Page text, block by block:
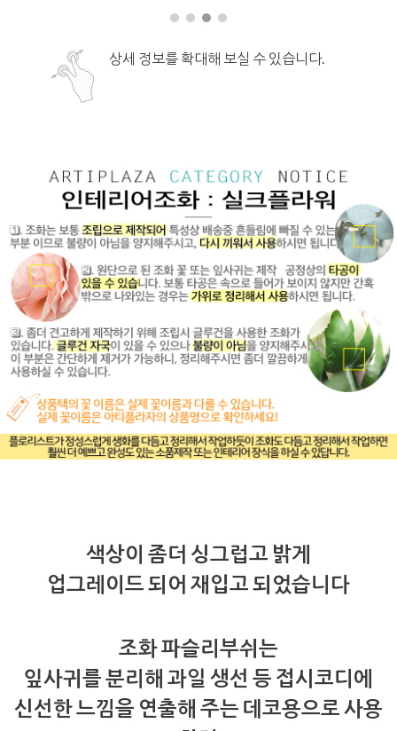
상세 정보를 확대해 보실 수 있습니다.
색상이 좀더 싱그럽고 밝게
업그레이드 되어 재입고 되었습니다
조화 파슬리부쉬는
잎사귀를 분리해 과일 생선 등 접시코디에
신선한 느낌을 연출해 주는 데코용으로 사용